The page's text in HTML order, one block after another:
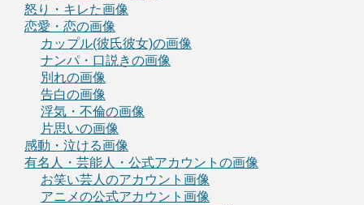
怒り・キレた画像
恋愛・恋の画像
カップル(彼氏彼女)の画像
ナンパ・口説きの画像
別れの画像
告白の画像
浮気・不倫の画像
片思いの画像
感動・泣ける画像
有名人・芸能人・公式アカウントの画像
お笑い芸人のアカウント画像
アニメの公式アカウント画像